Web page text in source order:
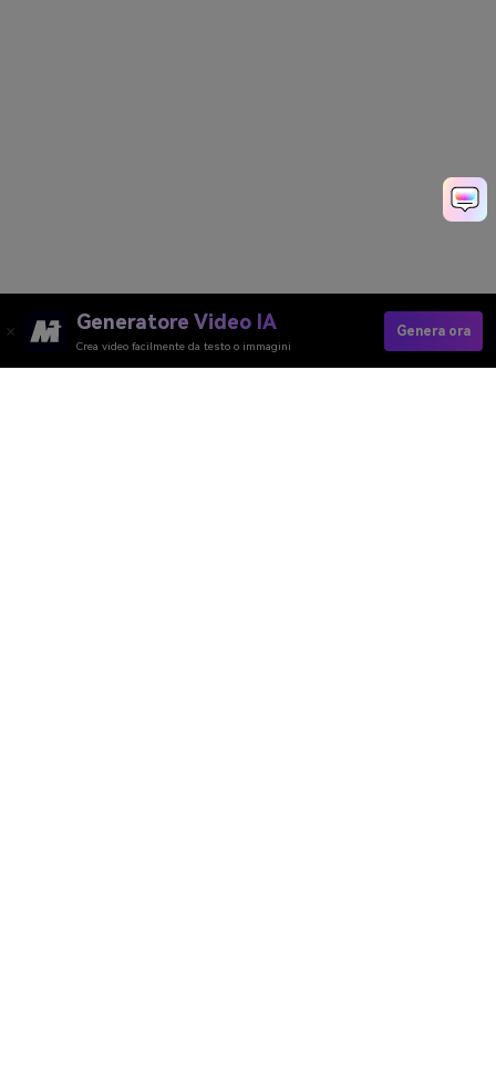
Generatore Video IA
Crea video facilmente da testo o immagini
Genera ora